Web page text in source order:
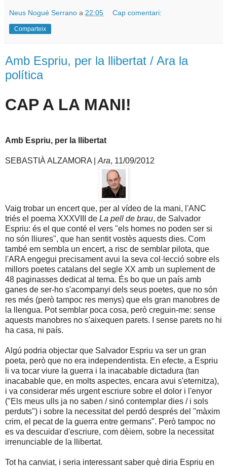
Neus Nogué Serrano a 22:05 Cap comentari:
Comparteix
Amb Espriu, per la llibertat / Ara la
política
CAP A LA MANI!
Amb Espriu, per la llibertat
SEBASTIÀ ALZAMORA | Ara, 11/09/2012
Vaig trobar un encert que, per al vídeo de la mani, l'ANC
triés el poema XXXVIII de La pell de brau, de Salvador
Espriu: és el que conté el vers "els homes no poden ser si
no són lliures", que han sentit vostès aquests dies. Com
també em sembla un encert, a risc de semblar pilota, que
l'ARA engegui precisament avui la seva col·lecció sobre els
millors poetes catalans del segle XX amb un suplement de
48 paginasses dedicat al tema. És bo que un país amb
ganes de ser-ho s'acompanyi dels seus poetes, que no són
res més (però tampoc res menys) que els gran manobres de
la llengua. Pot semblar poca cosa, però creguin-me: sense
aquests manobres no s'aixequen parets. I sense parets no hi
ha casa, ni país.
Algú podria objectar que Salvador Espriu va ser un gran
poeta, però que no era independentista. En efecte, a Espriu
li va tocar viure la guerra i la inacabable dictadura (tan
inacabable que, en molts aspectes, encara avui s'eternitza),
i va considerar més urgent escriure sobre el dolor i l'enyor
("Els meus ulls ja no saben / sinó contemplar dies / i sols
perduts") i sobre la necessitat del perdó després del "màxim
crim, el pecat de la guerra entre germans". Però tampoc no
es va descuidar d'escriure, com dèiem, sobre la necessitat
irrenunciable de la llibertat.
Tot ha canviat, i seria interessant saber què diria Espriu en